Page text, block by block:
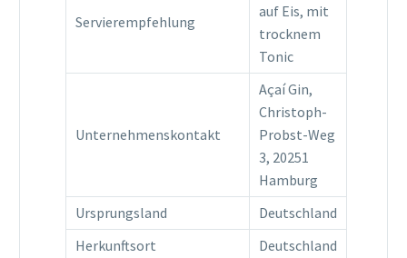
Servierempfehlung
auf Eis, mit
trocknem
Tonic
Unternehmenskontakt
Açaí Gin,
Christoph-
Probst-Weg
3, 20251
Hamburg
Ursprungsland
Deutschland
Herkunftsort
Deutschland